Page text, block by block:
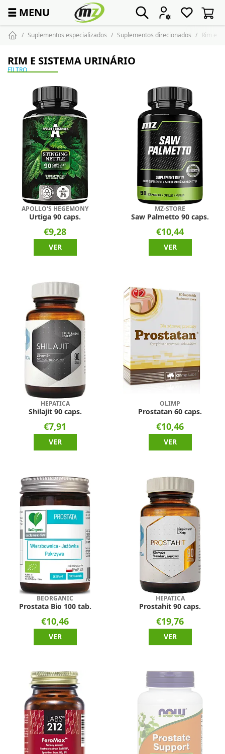
☰ MENU
Suplementos especializados Suplementos direcionados Rim e
RIM E SISTEMA URINÁRIO
FILTRO
APOLLO'S HEGEMONY
Urtiga 90 caps.
€9,28
VER
MZ-STORE
Saw Palmetto 90 caps.
€10,44
VER
HEPATICA
Shilajit 90 caps.
€7,91
VER
OLIMP
Prostatan 60 caps.
€10,46
VER
BEORGANIC
Prostata Bio 100 tab.
€10,46
VER
HEPATICA
Prostahit 90 caps.
€19,76
VER